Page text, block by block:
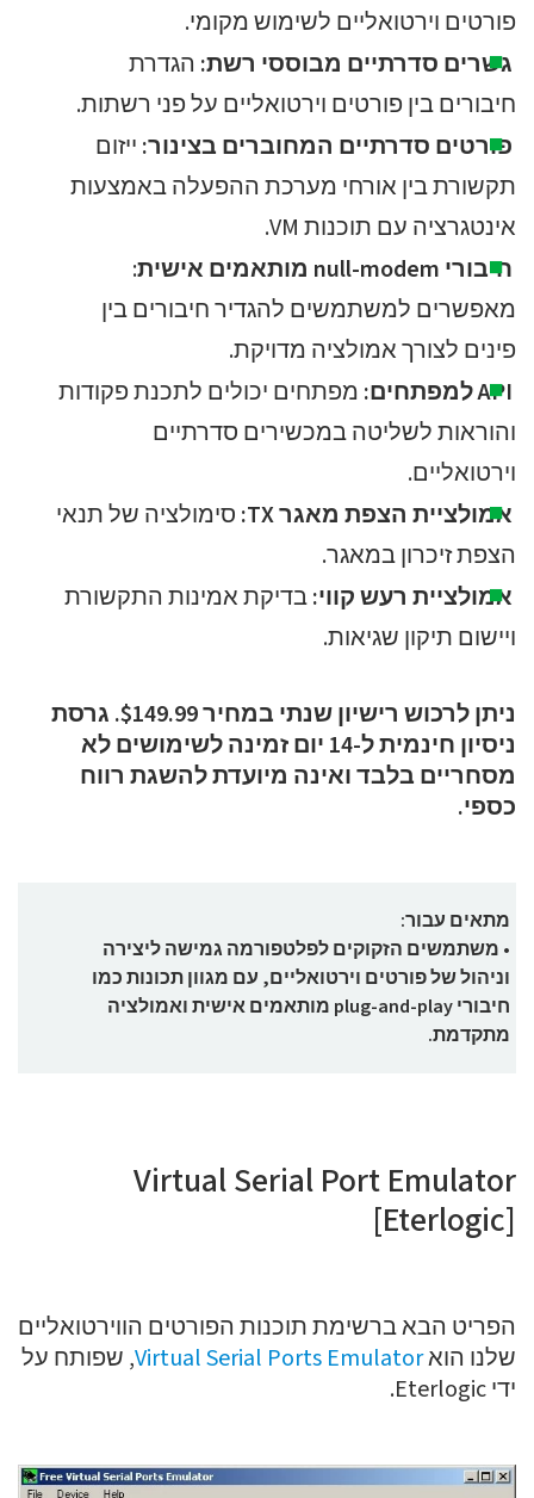
פורטים וירטואליים לשימוש מקומי.
גשרים סדרתיים מבוססי רשת: הגדרת
חיבורים בין פורטים וירטואליים על פני רשתות.
פורטים סדרתיים המחוברים בצינור: ייזום
תקשורת בין אורחי מערכת ההפעלה באמצעות
אינטגרציה עם תוכנות VM.
חיבורי null-modem מותאמים אישית
:
מאפשרים למשתמשים להגדיר חיבורים בין
פינים לצורך אמולציה מדויקת.
API למפתחים:
מפתחים יכולים לתכנת פקודות
והוראות לשליטה במכשירים סדרתיים
וירטואליים.
אמולציית הצפת מאגר TX:
סימולציה של תנאי
הצפת זיכרון במאגר.
אמולציית רעש קווי:בדיקת אמינות התקשורת
ויישום תיקון שגיאות.
ניתן לרכוש רישיון שנתי במחיר $149.99. גרסת
ניסיון חינמית ל-14 יום זמינה לשימושים לא
מסחריים בלבד ואינה מיועדת להשגת רווח
כספי.
מתאים עבור:
• משתמשים הזקוקים לפלטפורמה גמישה ליצירה
וניהול של פורטים וירטואליים, עם מגוון תכונות כמו
חיבורי plug-and-play מותאמים אישית ואמולציה
מתקדמת.
Virtual Serial Port Emulator
[Eterlogic]
הפריט הבא ברשימת תוכנות הפורטים הווירטואליים
שלנו הואVirtual Serial Ports Emulator, שפותח על
ידי Eterlogic.